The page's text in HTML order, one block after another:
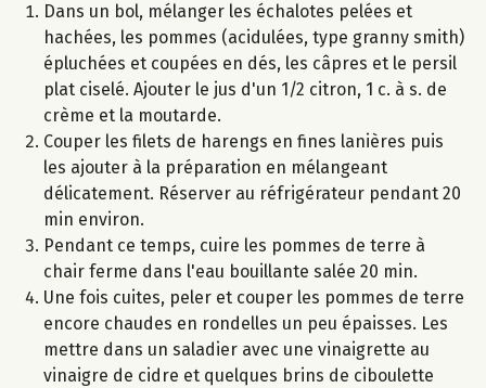
Dans un bol, mélanger les échalotes pelées et
hachées, les pommes (acidulées, type granny smith)
épluchées et coupées en dés, les câpres et le persil
plat ciselé. Ajouter le jus d'un 1/2 citron, 1 c. à s. de
crème et la moutarde.
Couper les filets de harengs en fines lanières puis
les ajouter à la préparation en mélangeant
délicatement. Réserver au réfrigérateur pendant 20
min environ.
Pendant ce temps, cuire les pommes de terre à
chair ferme dans l'eau bouillante salée 20 min.
Une fois cuites, peler et couper les pommes de terre
encore chaudes en rondelles un peu épaisses. Les
mettre dans un saladier avec une vinaigrette au
vinaigre de cidre et quelques brins de ciboulette